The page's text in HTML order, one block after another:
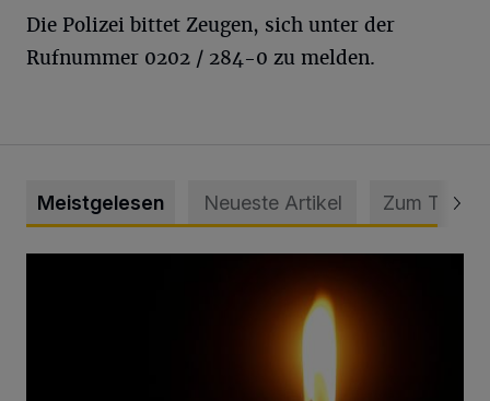
Die Polizei bittet Zeugen, sich unter der
Rufnummer 0202 / 284-0 zu melden.
Meistgelesen Neueste Artikel Zum Thema